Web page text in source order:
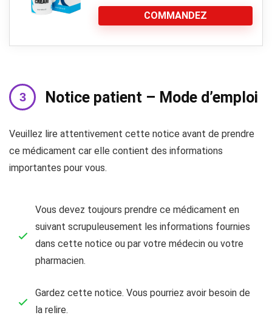
COMMANDEZ
Notice patient – Mode d’emploi
Veuillez lire attentivement cette notice avant de prendre
ce médicament car elle contient des informations
importantes pour vous.
Vous devez toujours prendre ce médicament en
suivant scrupuleusement les informations fournies
dans cette notice ou par votre médecin ou votre
pharmacien.
Gardez cette notice. Vous pourriez avoir besoin de
la relire.